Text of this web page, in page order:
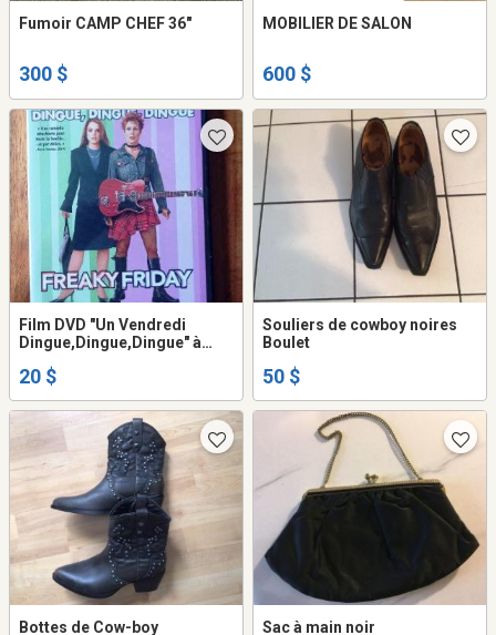
Fumoir CAMP CHEF 36"
300 $
MOBILIER DE SALON
600 $
Film DVD "Un Vendredi
Dingue,Dingue,Dingue" à
20 $
Souliers de cowboy noires
Boulet
50 $
Bottes de Cow-boy Sac à main noir